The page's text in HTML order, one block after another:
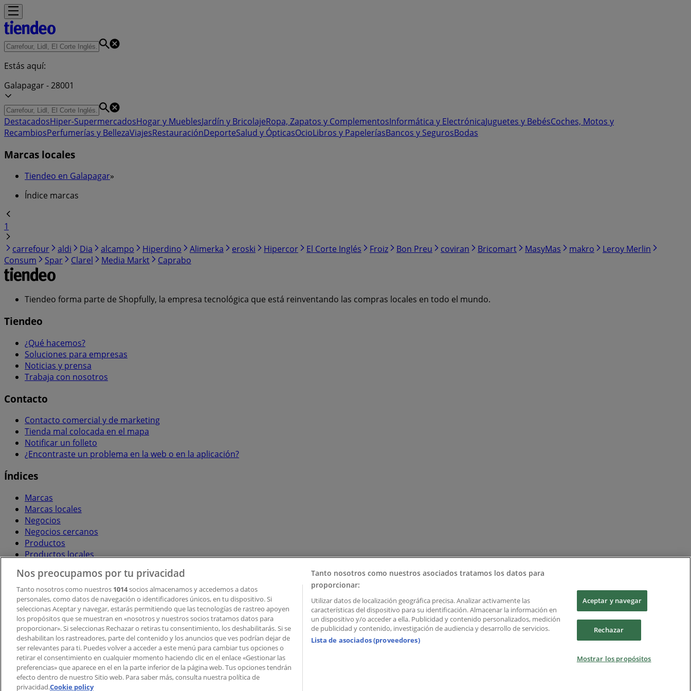
Estás aquí:
Galapagar - 28001
DestacadosHiper-SupermercadosHogar y MueblesJardín y BricolajeRopa, Zapatos y ComplementosInformática y ElectrónicaJuguetes y BebésCoches, Motos y
RecambiosPerfumerías y BellezaViajesRestauraciónDeporteSalud y ÓpticasOcioLibros y PapeleríasBancos y SegurosBodas
Marcas locales
Tiendeo en Galapagar»
Índice marcas
1
carrefour
aldi Dia alcampo Hiperdino Alimerka eroski Hipercor El Corte Inglés Froiz Bon Preu coviran Bricomart MasyMas makro
Leroy Merlin
Consum
Spar Clarel Media Markt Caprabo
Tiendeo forma parte de Shopfully, la empresa tecnológica que está reinventando las compras locales en todo el mundo.
Tiendeo
¿Qué hacemos?
Soluciones para empresas
Noticias y prensa
Trabaja con nosotros
Contacto
Contacto comercial y de marketing
Tienda mal colocada en el mapa
Notificar un folleto
¿Encontraste un problema en la web o en la aplicación?
Índices
Marcas
Marcas locales
Negocios
Negocios cercanos
Productos
Productos locales
Descargar la APP Tiendeo
Copyright © Tiendeo ® 2026 · Shopfully Marketing S.L.U. – Palau de Mar – 08039 Barcelona, Spain
Términos y condicionesPolítica de privacidad
Nos preocupamos por tu privacidad
Tanto nosotros como nuestros 1014socios almacenamos y accedemos a datos
personales, como datos de navegación o identificadores únicos, en tu dispositivo. Si
seleccionas Aceptar y navegar, estarás permitiendo que las tecnologías de rastreo apoyen
los propósitos que se muestran en «nosotros y nuestros socios tratamos datos para
proporcionar». Si seleccionas Rechazar o retiras tu consentimiento, los deshabilitarás. Si se
deshabilitan los rastreadores, parte del contenido y los anuncios que ves podrían dejar de
ser relevantes para ti. Puedes volver a acceder a este menú para cambiar tus opciones o
retirar el consentimiento en cualquier momento haciendo clic en el enlace «Gestionar las
preferencias» que aparece en el en la parte inferior de la página web. Tus opciones tendrán
efecto dentro de nuestro Sitio web. Para saber más, consulta nuestra política de
privacidad.Cookie policy
Tanto nosotros como nuestros asociados tratamos los datos para
proporcionar:
Utilizar datos de localización geográfica precisa. Analizar activamente las
características del dispositivo para su identificación. Almacenar la información en
un dispositivo y/o acceder a ella. Publicidad y contenido personalizados, medición
de publicidad y contenido, investigación de audiencia y desarrollo de servicios.
Lista de asociados (proveedores)
Aceptar y navegar
Rechazar
Mostrar los propósitos